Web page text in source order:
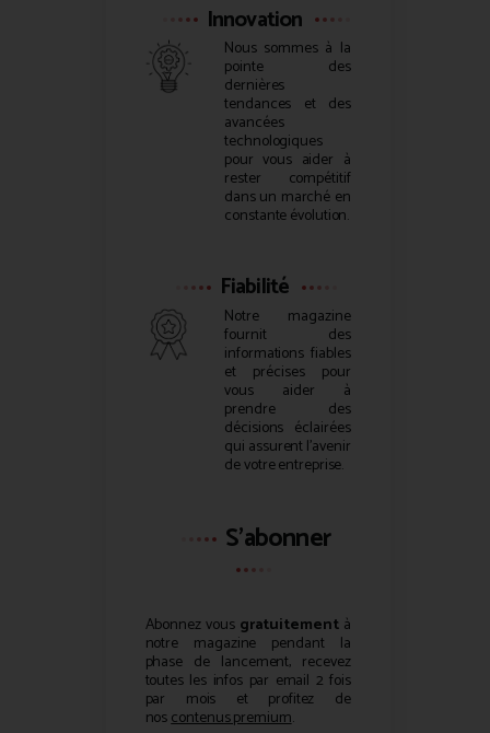
Innovation
Nous sommes à la
pointe des
dernières
tendances et des
avancées
technologiques
pour vous aider à
rester compétitif
dans un marché en
constante évolution.
Fiabilité
Notre magazine
fournit des
informations fiables
et précises pour
vous aider à
prendre des
décisions éclairées
qui assurent l’avenir
de votre entreprise.
S'abonner
Abonnez vous gratuitementà
notre magazine pendant la
phase de lancement, recevez
toutes les infos par email 2 fois
par mois et profitez de
noscontenus premium.